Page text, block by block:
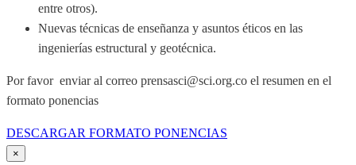
entre otros).
Nuevas técnicas de enseñanza y asuntos éticos en las
ingenierías estructural y geotécnica.
Por favor enviar al correo prensasci@sci.org.co el resumen en el
formato ponencias
DESCARGAR FORMATO PONENCIAS
×